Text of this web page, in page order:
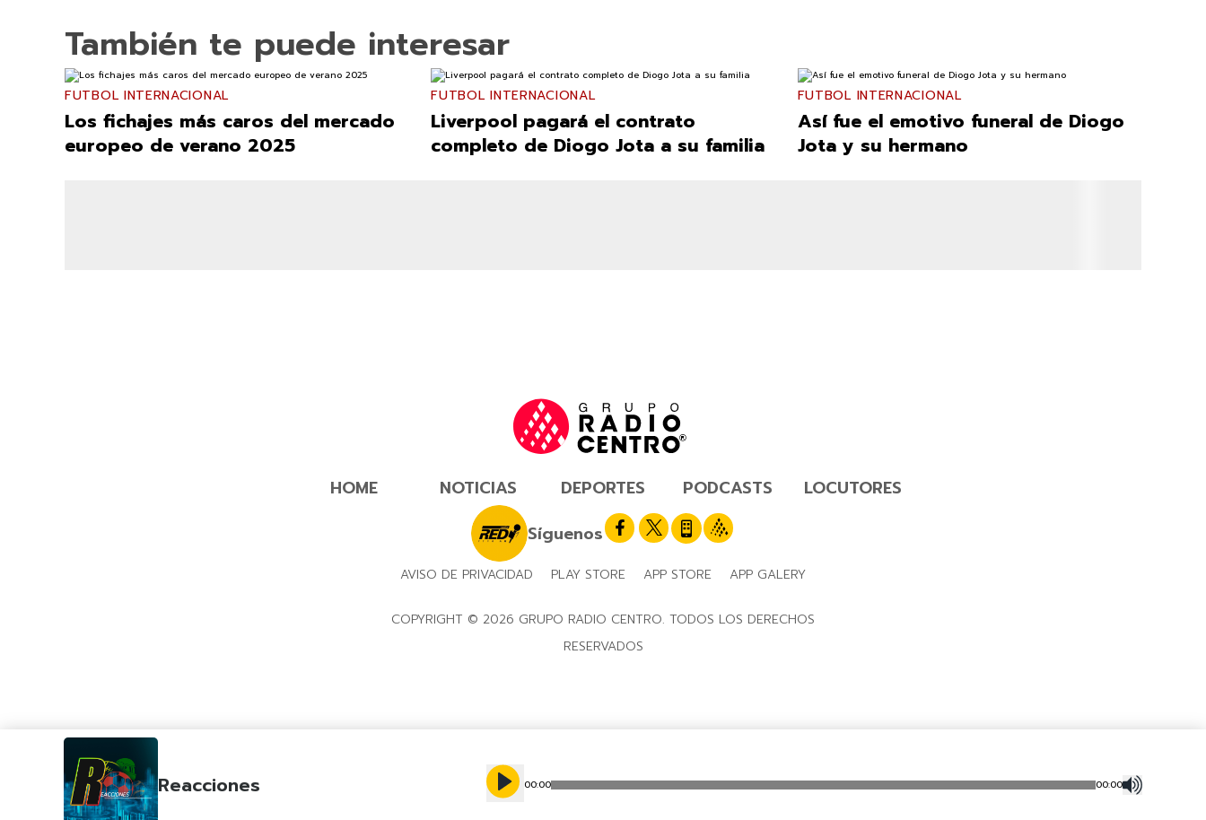
También te puede interesar
FUTBOL INTERNACIONAL
Los fichajes más caros del mercado
europeo de verano 2025
FUTBOL INTERNACIONAL
Liverpool pagará el contrato
completo de Diogo Jota a su familia
FUTBOL INTERNACIONAL
Así fue el emotivo funeral de Diogo
Jota y su hermano
HOME NOTICIAS DEPORTES PODCASTS
LOCUTORES
Síguenos
AVISO DE PRIVACIDAD PLAY STORE APP STORE APP GALERY
COPYRIGHT © 2026 GRUPO RADIO CENTRO. TODOS LOS DERECHOS
RESERVADOS
Reacciones 00:00 00:00